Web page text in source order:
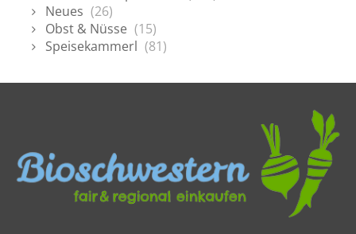
Neues (26)
Obst & Nüsse (15)
Speisekammerl (81)